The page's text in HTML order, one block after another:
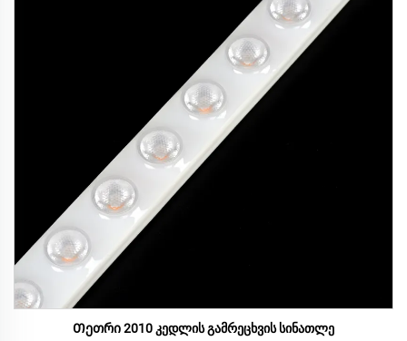
Თეთრი 2010 კედლის გამრეცხვის სინათლე